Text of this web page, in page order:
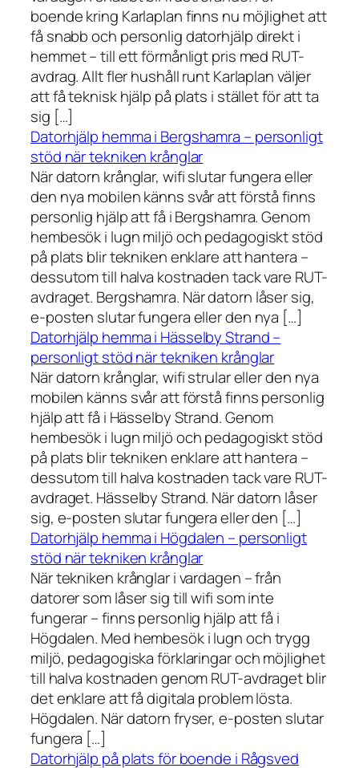
boende kring Karlaplan finns nu möjlighet att
få snabb och personlig datorhjälp direkt i
hemmet – till ett förmånligt pris med RUT-
avdrag. Allt fler hushåll runt Karlaplan väljer
att få teknisk hjälp på plats i stället för att ta
sig […]
Datorhjälp hemma i Bergshamra – personligt
stöd när tekniken krånglar
När datorn krånglar, wifi slutar fungera eller
den nya mobilen känns svår att förstå finns
personlig hjälp att få i Bergshamra. Genom
hembesök i lugn miljö och pedagogiskt stöd
på plats blir tekniken enklare att hantera –
dessutom till halva kostnaden tack vare RUT-
avdraget. Bergshamra. När datorn låser sig,
e-posten slutar fungera eller den nya […]
Datorhjälp hemma i Hässelby Strand –
personligt stöd när tekniken krånglar
När datorn krånglar, wifi strular eller den nya
mobilen känns svår att förstå finns personlig
hjälp att få i Hässelby Strand. Genom
hembesök i lugn miljö och pedagogiskt stöd
på plats blir tekniken enklare att hantera –
dessutom till halva kostnaden tack vare RUT-
avdraget. Hässelby Strand. När datorn låser
sig, e-posten slutar fungera eller den […]
Datorhjälp hemma i Högdalen – personligt
stöd när tekniken krånglar
När tekniken krånglar i vardagen – från
datorer som låser sig till wifi som inte
fungerar – finns personlig hjälp att få i
Högdalen. Med hembesök i lugn och trygg
miljö, pedagogiska förklaringar och möjlighet
till halva kostnaden genom RUT-avdraget blir
det enklare att få digitala problem lösta.
Högdalen. När datorn fryser, e-posten slutar
fungera […]
Datorhjälp på plats för boende i Rågsved